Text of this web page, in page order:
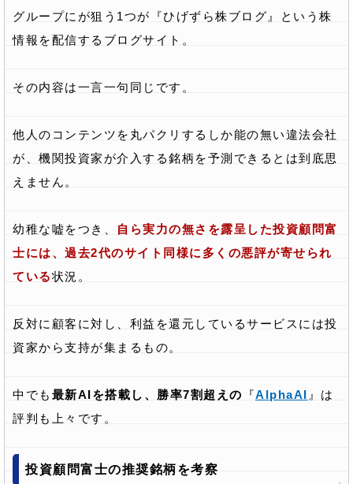
グループにが狙う1つが『ひげずら株ブログ』という株
情報を配信するブログサイト。
その内容は一言一句同じです。
他人のコンテンツを丸パクリするしか能の無い違法会社
が、機関投資家が介入する銘柄を予測できるとは到底思
えません。
幼稚な嘘をつき、
自ら実力の無さを露呈した投資顧問富
士には、過去2代のサイト同様に多くの悪評が寄せられ
ている状況。
反対に顧客に対し、利益を還元しているサービスには投
資家から支持が集まるもの。
中でも 最新AIを搭載し、勝率7割超えの 『AlphaAI 』は
評判も上々です。
投資顧問富士の推奨銘柄を考察